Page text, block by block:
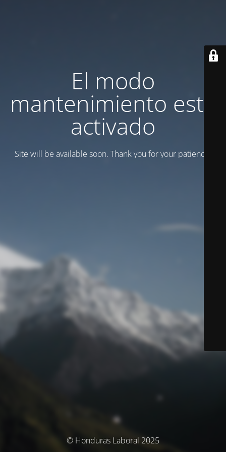
El modo
mantenimiento está
activado
Site will be available soon. Thank you for your patience!
© Honduras Laboral 2025